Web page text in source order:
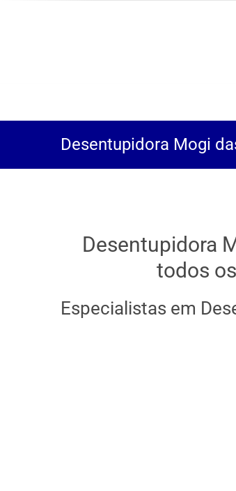
Desentupidora Mogi
Desentupidora
todos
Especialistas em